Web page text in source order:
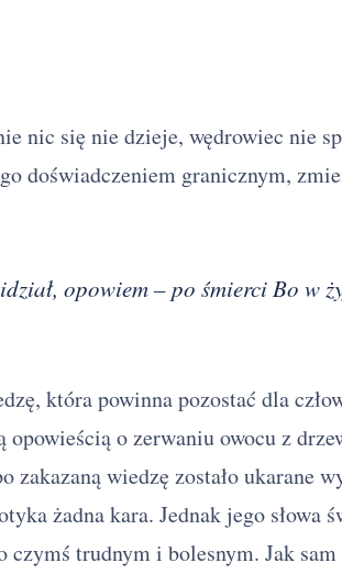
nic się nie dzieje, wędrowiec nie
doświadczeniem granicznym,
opowiem – po śmierci Bo w
która powinna pozostać dla
o zerwaniu owocu z
zakazaną wiedzę zostało ukarane
żadna kara. Jednak jego słowa
czymś trudnym i bolesnym. Jak